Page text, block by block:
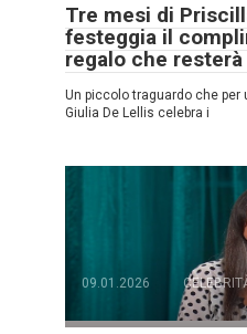
Tre mesi di
festeggia il
regalo che
Un piccolo traguardo che
Giulia De Lellis celebra i
09.01.2026